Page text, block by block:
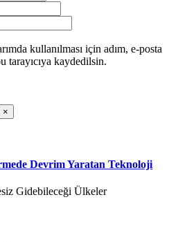
kullanılması için adım, e-posta
tarayıcıya kaydedilsin.
×
Devrim Yaratan Teknoloji
Gidebileceği Ülkeler